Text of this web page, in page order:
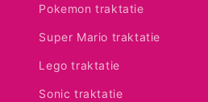
Pokemon traktatie
Super Mario traktatie
Lego traktatie
Sonic traktatie